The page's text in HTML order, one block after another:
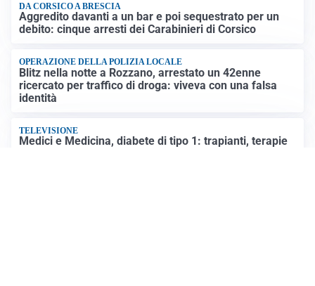
DA CORSICO A BRESCIA
Aggredito davanti a un bar e poi sequestrato per un
debito: cinque arresti dei Carabinieri di Corsico
OPERAZIONE DELLA POLIZIA LOCALE
Blitz nella notte a Rozzano, arrestato un 42enne
ricercato per traffico di droga: viveva con una falsa
identità
TELEVISIONE
Medici e Medicina, diabete di tipo 1: trapianti, terapie